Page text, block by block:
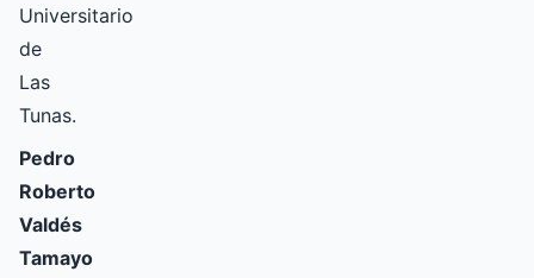
Universitario
de
Las
Tunas.
Pedro
Roberto
Valdés
Tamayo